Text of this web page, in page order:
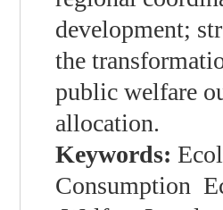
development;
the
public welfare
allocation.
Keywords:
Consumption